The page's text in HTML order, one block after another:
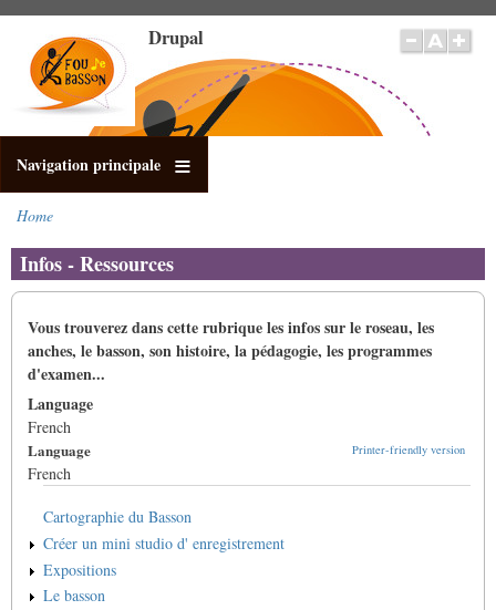
main
content
Drupal
Navigation principale
Home
Infos - Ressources
Vous trouverez dans cette rubrique les infos sur le roseau, les
anches, le basson, son histoire, la pédagogie, les programmes
d'examen...
Language
French
Printer-friendly version
Language
French
Cartographie du Basson
Créer un mini studio d' enregistrement
Expositions
Le basson